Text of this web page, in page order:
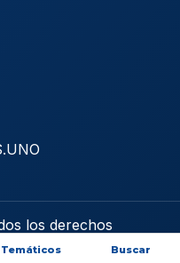
los derechos
Temáticos Buscar